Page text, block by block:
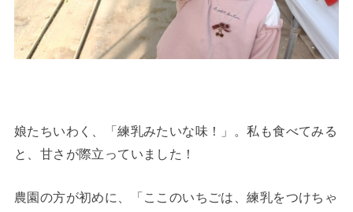
娘たちいわく、「練乳みたいな味！」。私も食べてみる
と、甘さが際立っていました！
農園の方が初めに、「ここのいちごは、練乳をつけちゃ